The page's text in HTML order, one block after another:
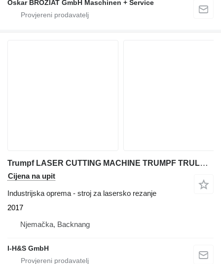
Oskar BROZIAT GmbH Maschinen + Service
Trumpf LASER CUTTING MACHINE TRUMPF TRULASER 3060 FIBER (L66), 6000 WAT
Cijena na upit
Industrijska oprema - stroj za lasersko rezanje
2017
Njemačka, Backnang
I-H&S GmbH